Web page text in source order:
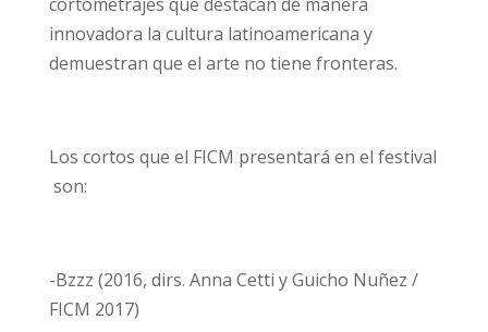
innovadora la cultura latinoamericana y
demuestran que el arte no tiene fronteras.
Los cortos que el FICM presentará en el festival
son:
-Bzzz (2016, dirs. Anna Cetti y Guicho Nuñez /
FICM 2017)